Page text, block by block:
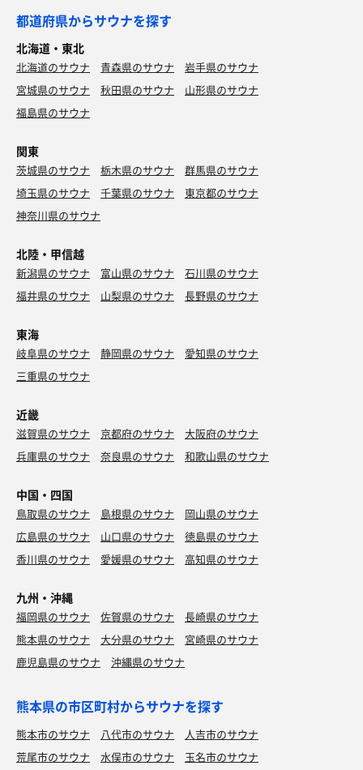
都道府県からサウナを探す
北海道・東北
北海道のサウナ 青森県のサウナ
岩手県のサウナ
宮城県のサウナ
秋田県のサウナ
山形県のサウナ
福島県のサウナ
関東
茨城県のサウナ 栃木県のサウナ
群馬県のサウナ
埼玉県のサウナ
千葉県のサウナ
東京都のサウナ
神奈川県のサウナ
北陸・甲信越
新潟県のサウナ 富山県のサウナ
石川県のサウナ
福井県のサウナ
山梨県のサウナ 長野県のサウナ
東海
岐阜県のサウナ 静岡県のサウナ
愛知県のサウナ
三重県のサウナ
近畿
滋賀県のサウナ 京都府のサウナ
大阪府のサウナ
兵庫県のサウナ
奈良県のサウナ 和歌山県のサウナ
中国・四国
鳥取県のサウナ 島根県のサウナ
岡山県のサウナ
広島県のサウナ
山口県のサウナ
徳島県のサウナ
香川県のサウナ
愛媛県のサウナ 高知県のサウナ
九州・沖縄
福岡県のサウナ 佐賀県のサウナ
長崎県のサウナ
熊本県のサウナ
大分県のサウナ
宮崎県のサウナ
鹿児島県のサウナ
沖縄県のサウナ
熊本県の市区町村からサウナを探す
熊本市のサウナ 八代市のサウナ
人吉市のサウナ
荒尾市のサウナ
水俣市のサウナ
玉名市のサウナ